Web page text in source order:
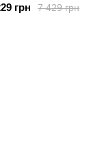
7 429 грн
грн